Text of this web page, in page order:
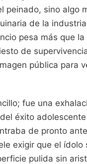
sino algo
de la
pesa más que
de
pública para
fue una
éxito
de pronto
exigir que el ídolo
pulida sin